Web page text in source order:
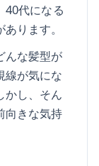
40代になる
ります。
んな髪型が
線が気にな
かし、そん
向きな気持